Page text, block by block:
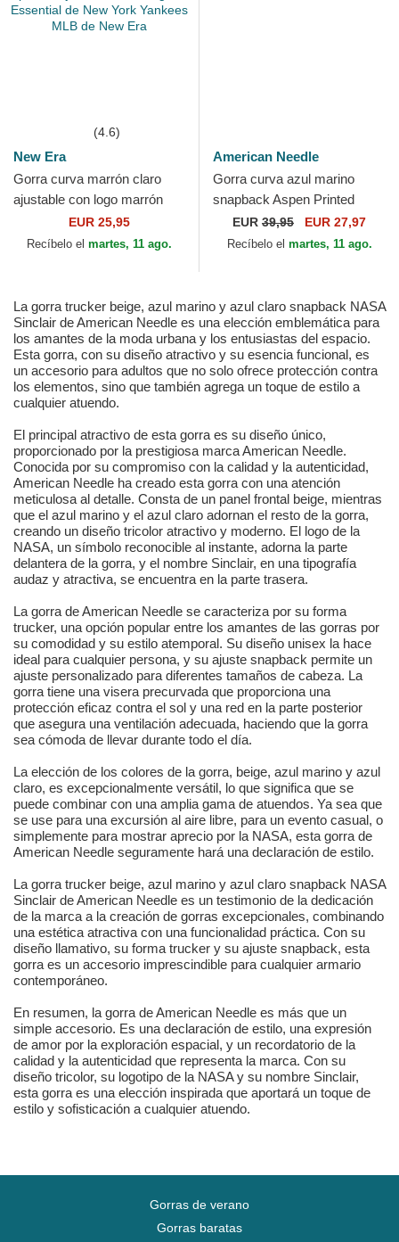
(4.6)
New Era
Gorra curva marrón claro
ajustable con logo marrón
claro para mujer 9FORTY
League Essential de...
EUR 25,95
Recíbelo el martes, 11 ago.
American Needle
Gorra curva azul marino
snapback Aspen Printed
Cord de American Needle
EUR 39,95 EUR 27,97
Recíbelo el martes, 11 ago.
La gorra trucker beige, azul marino y azul claro snapback NASA
Sinclair de American Needle es una elección emblemática para
los amantes de la moda urbana y los entusiastas del espacio.
Esta gorra, con su diseño atractivo y su esencia funcional, es
un accesorio para adultos que no solo ofrece protección contra
los elementos, sino que también agrega un toque de estilo a
cualquier atuendo.
El principal atractivo de esta gorra es su diseño único,
proporcionado por la prestigiosa marca American Needle.
Conocida por su compromiso con la calidad y la autenticidad,
American Needle ha creado esta gorra con una atención
meticulosa al detalle. Consta de un panel frontal beige, mientras
que el azul marino y el azul claro adornan el resto de la gorra,
creando un diseño tricolor atractivo y moderno. El logo de la
NASA, un símbolo reconocible al instante, adorna la parte
delantera de la gorra, y el nombre Sinclair, en una tipografía
audaz y atractiva, se encuentra en la parte trasera.
La gorra de American Needle se caracteriza por su forma
trucker, una opción popular entre los amantes de las gorras por
su comodidad y su estilo atemporal. Su diseño unisex la hace
ideal para cualquier persona, y su ajuste snapback permite un
ajuste personalizado para diferentes tamaños de cabeza. La
gorra tiene una visera precurvada que proporciona una
protección eficaz contra el sol y una red en la parte posterior
que asegura una ventilación adecuada, haciendo que la gorra
sea cómoda de llevar durante todo el día.
La elección de los colores de la gorra, beige, azul marino y azul
claro, es excepcionalmente versátil, lo que significa que se
puede combinar con una amplia gama de atuendos. Ya sea que
se use para una excursión al aire libre, para un evento casual, o
simplemente para mostrar aprecio por la NASA, esta gorra de
American Needle seguramente hará una declaración de estilo.
La gorra trucker beige, azul marino y azul claro snapback NASA
Sinclair de American Needle es un testimonio de la dedicación
de la marca a la creación de gorras excepcionales, combinando
una estética atractiva con una funcionalidad práctica. Con su
diseño llamativo, su forma trucker y su ajuste snapback, esta
gorra es un accesorio imprescindible para cualquier armario
contemporáneo.
En resumen, la gorra de American Needle es más que un
simple accesorio. Es una declaración de estilo, una expresión
de amor por la exploración espacial, y un recordatorio de la
calidad y la autenticidad que representa la marca. Con su
diseño tricolor, su logotipo de la NASA y su nombre Sinclair,
esta gorra es una elección inspirada que aportará un toque de
estilo y sofisticación a cualquier atuendo.
Gorras de verano
Gorras baratas